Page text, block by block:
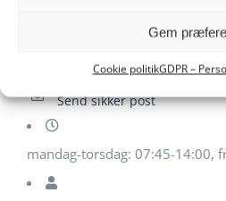
Gem
Cookie politikGDPR –
Send sikker post
mandag-torsdag: 07:45-14:00,